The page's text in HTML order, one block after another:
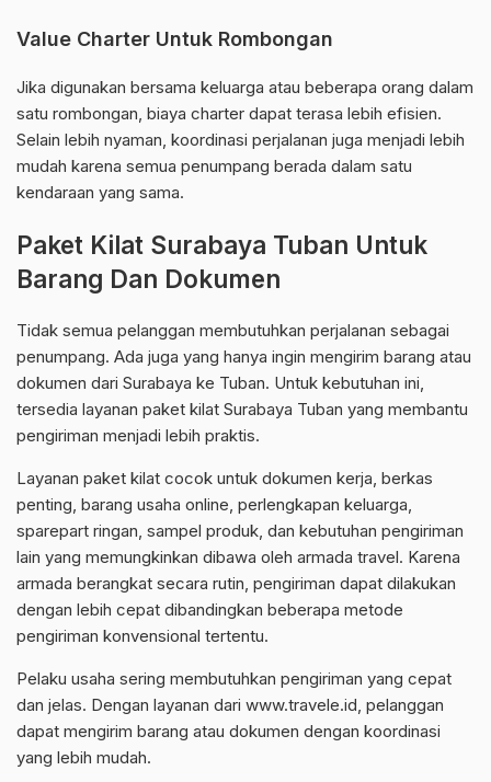
Value Charter Untuk Rombongan
Jika digunakan bersama keluarga atau beberapa orang dalam
satu rombongan, biaya charter dapat terasa lebih efisien.
Selain lebih nyaman, koordinasi perjalanan juga menjadi lebih
mudah karena semua penumpang berada dalam satu
kendaraan yang sama.
Paket Kilat Surabaya Tuban Untuk
Barang Dan Dokumen
Tidak semua pelanggan membutuhkan perjalanan sebagai
penumpang. Ada juga yang hanya ingin mengirim barang atau
dokumen dari Surabaya ke Tuban. Untuk kebutuhan ini,
tersedia layanan paket kilat Surabaya Tuban yang membantu
pengiriman menjadi lebih praktis.
Layanan paket kilat cocok untuk dokumen kerja, berkas
penting, barang usaha online, perlengkapan keluarga,
sparepart ringan, sampel produk, dan kebutuhan pengiriman
lain yang memungkinkan dibawa oleh armada travel. Karena
armada berangkat secara rutin, pengiriman dapat dilakukan
dengan lebih cepat dibandingkan beberapa metode
pengiriman konvensional tertentu.
Pelaku usaha sering membutuhkan pengiriman yang cepat
dan jelas. Dengan layanan dari www.travele.id, pelanggan
dapat mengirim barang atau dokumen dengan koordinasi
yang lebih mudah.